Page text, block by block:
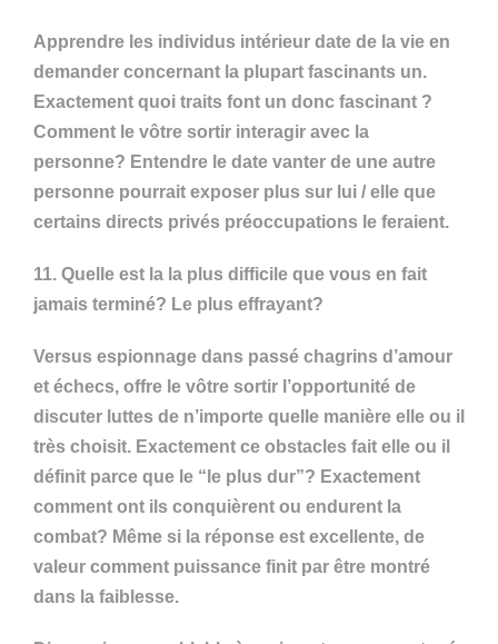
Apprendre les individus intérieur date de la vie en
demander concernant la plupart fascinants un.
Exactement quoi traits font un donc fascinant ?
Comment le vôtre sortir interagir avec la
personne? Entendre le date vanter de une autre
personne pourrait exposer plus sur lui / elle que
certains directs privés préoccupations le feraient.
11. Quelle est la la plus difficile que vous en fait
jamais terminé? Le plus effrayant?
Versus espionnage dans passé chagrins d’amour
et échecs, offre le vôtre sortir l’opportunité de
discuter luttes de n’importe quelle manière elle ou il
très choisit. Exactement ce obstacles fait elle ou il
définit parce que le “le plus dur”? Exactement
comment ont ils conquièrent ou endurent la
combat? Même si la réponse est excellente, de
valeur comment puissance finit par être montré
dans la faiblesse.